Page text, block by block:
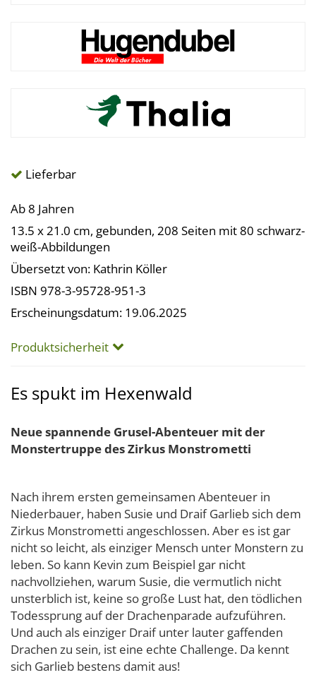
Lieferbar
Ab 8 Jahren
13.5 x 21.0 cm, gebunden, 208 Seiten mit 80 schwarz-
weiß-Abbildungen
Übersetzt von: Kathrin Köller
ISBN 978-3-95728-951-3
Erscheinungsdatum: 19.06.2025
Produktsicherheit
Es spukt im Hexenwald
Neue spannende Grusel-Abenteuer mit der
Monstertruppe des Zirkus Monstrometti
Nach ihrem ersten gemeinsamen Abenteuer in
Niederbauer, haben Susie und Draif Garlieb sich dem
Zirkus Monstrometti angeschlossen. Aber es ist gar
nicht so leicht, als einziger Mensch unter Monstern zu
leben. So kann Kevin zum Beispiel gar nicht
nachvollziehen, warum Susie, die vermutlich nicht
unsterblich ist, keine so große Lust hat, den tödlichen
Todessprung auf der Drachenparade aufzuführen.
Und auch als einziger Draif unter lauter gaffenden
Drachen zu sein, ist eine echte Challenge. Da kennt
sich Garlieb bestens damit aus!